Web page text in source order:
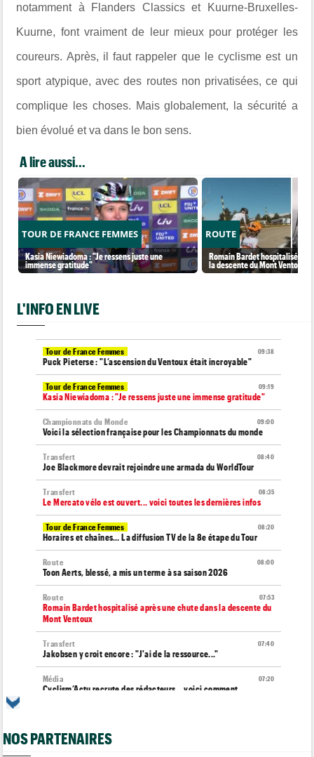
notamment à Flanders Classics et Kuurne-Bruxelles-
Kuurne, font vraiment de leur mieux pour protéger les
coureurs. Après, il faut rappeler que le cyclisme est un
sport atypique, avec des routes non privatisées, ce qui
complique les choses. Mais globalement, la sécurité a
bien évolué et va dans le bon sens.
A lire aussi...
TOUR DE FRANCE FEMMES
Kasia Niewiadoma : "Je ressens juste une
immense gratitude"
ROUTE
Romain Bardet hospitalisé
la descente du Mont Ventoux
L'INFO EN LIVE
09:38
Tour de France Femmes
Puck Pieterse : "L’ascension du Ventoux était incroyable"
09:19
Tour de France Femmes
Kasia Niewiadoma : "Je ressens juste une immense gratitude"
09:00
Championnats du Monde
Voici la sélection française pour les Championnats du monde
08:40
Transfert
Joe Blackmore devrait rejoindre une armada du WorldTour
08:35
Transfert
Le Mercato vélo est ouvert... voici toutes les dernières infos
08:20
Tour de France Femmes
Horaires et chaînes… La diffusion TV de la 8e étape du Tour
08:00
Route
Toon Aerts, blessé, a mis un terme à sa saison 2026
07:53
Route
Romain Bardet hospitalisé après une chute dans la descente du
Mont Ventoux
07:40
Transfert
Jakobsen y croit encore : "J'ai de la ressource..."
07:20
Média
Cyclism’Actu recrute des rédacteurs… voici comment
Le parcours de la 20e étape modifié en raison d'éboulements
NOS PARTENAIRES